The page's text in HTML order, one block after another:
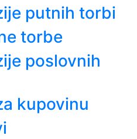
putnih torbi
torbe
poslovnih
kupovinu